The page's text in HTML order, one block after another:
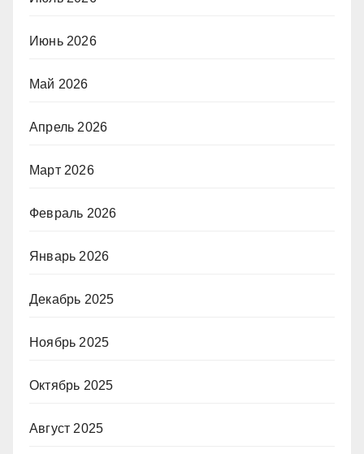
Июнь 2026
Май 2026
Апрель 2026
Март 2026
Февраль 2026
Январь 2026
Декабрь 2025
Ноябрь 2025
Октябрь 2025
Август 2025